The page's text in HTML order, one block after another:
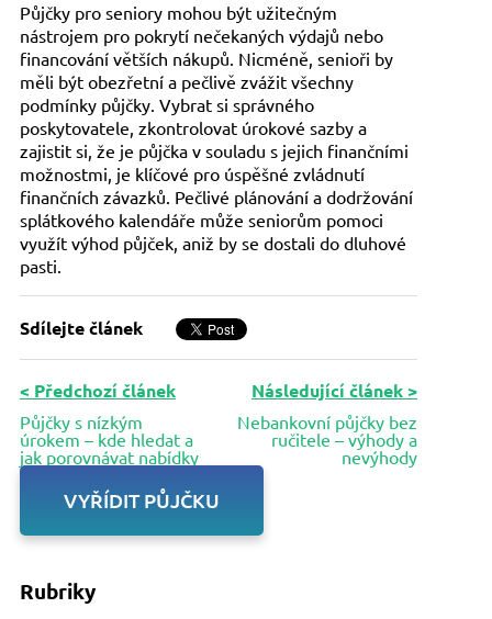
Půjčky pro seniory mohou být užitečným
nástrojem pro pokrytí nečekaných výdajů nebo
financování větších nákupů. Nicméně, senioři by
měli být obezřetní a pečlivě zvážit všechny
podmínky půjčky. Vybrat si správného
poskytovatele, zkontrolovat úrokové sazby a
zajistit si, že je půjčka v souladu s jejich finančními
možnostmi, je klíčové pro úspěšné zvládnutí
finančních závazků. Pečlivé plánování a dodržování
splátkového kalendáře může seniorům pomoci
využít výhod půjček, aniž by se dostali do dluhové
pasti.
Sdílejte článek
< Předchozí článek
Půjčky s nízkým
úrokem – kde hledat a
jak porovnávat nabídky
Následující článek >
Nebankovní půjčky bez
ručitele – výhody a
nevýhody
VYŘÍDIT PŮJČKU
Rubriky